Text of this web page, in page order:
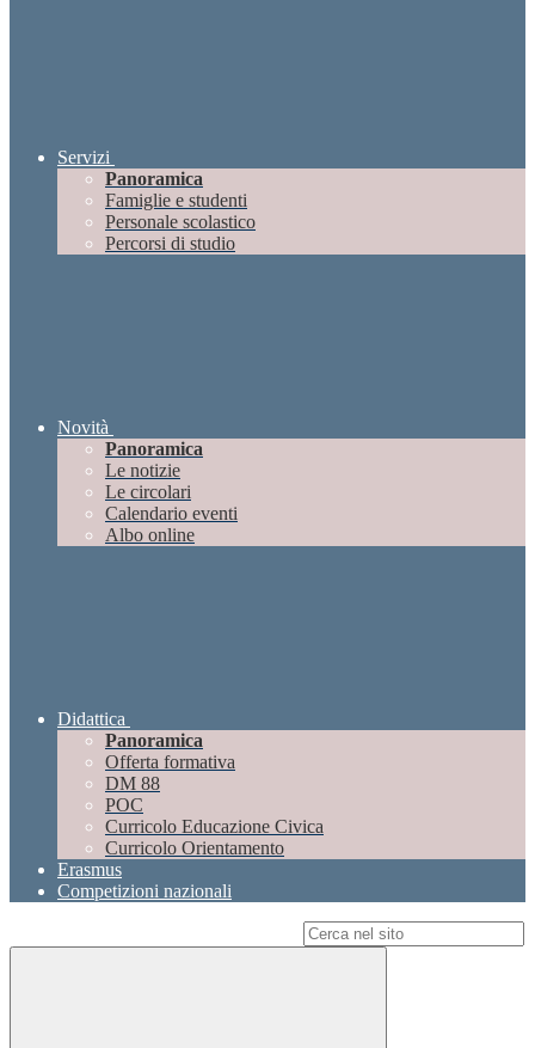
Servizi
Panoramica
Famiglie e studenti
Personale scolastico
Percorsi di studio
Novità
Panoramica
Le notizie
Le circolari
Calendario eventi
Albo online
Didattica
Panoramica
Offerta formativa
DM 88
POC
Curricolo Educazione Civica
Curricolo Orientamento
Erasmus
Competizioni nazionali